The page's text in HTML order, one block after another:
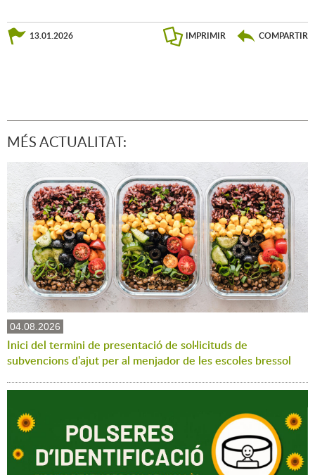
13.01.2026 IMPRIMIR COMPARTIR
MÉS ACTUALITAT:
04.08.2026
Inici del termini de presentació de sol·licituds de
subvencions d'ajut per al menjador de les escoles bressol